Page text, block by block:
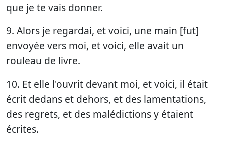
que je te vais donner.
9. Alors je regardai, et voici, une main [fut]
envoyée vers moi, et voici, elle avait un
rouleau de livre.
10. Et elle l'ouvrit devant moi, et voici, il était
écrit dedans et dehors, et des lamentations,
des regrets, et des malédictions y étaient
écrites.